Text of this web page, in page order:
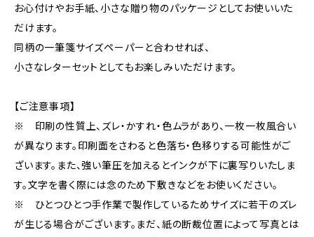
お心付けやお手紙、小さな贈り物のパッケージとしてお使いいた
だけます。
同柄の一筆箋サイズペーパーと合わせれば、
小さなレターセットとしてもお楽しみいただけます。
【ご注意事項】
※ 印刷の性質上、ズレ・かすれ・色ムラがあり、一枚一枚風合い
が異なります。印刷面をさわると色落ち・色移りする可能性がご
ざいます。また、強い筆圧を加えるとインクが下に裏写りいたしま
す。文字を書く際には念のため下敷きなどをお使いください。
※ ひとつひとつ手作業で製作しているためサイズに若干のズレ
が生じる場合がございます。まだ、紙の断裁位置によって写真とは